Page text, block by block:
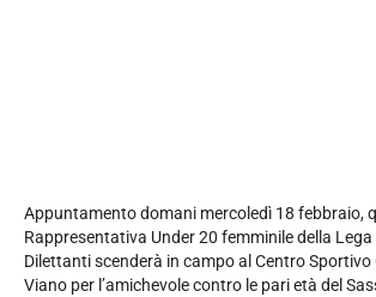
Appuntamento domani mercoledì 18 febbraio,
Rappresentativa Under 20 femminile della
Dilettanti scenderà in campo al Centro Sportivo
Viano per l’amichevole contro le pari età del